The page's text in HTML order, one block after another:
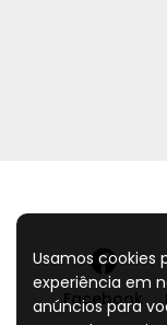
Facebook
Usamos cookies
experiência em
anúncios para